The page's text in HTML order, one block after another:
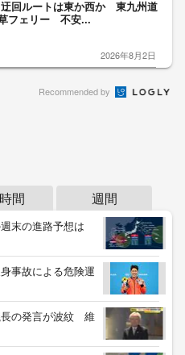
迂回ルートは東か西か 東九州道
フェリー 不安...
2026年8月2日
Recommended by
間 週間
週末の進路予想は
事故による危険運
長の発言が波紋 維